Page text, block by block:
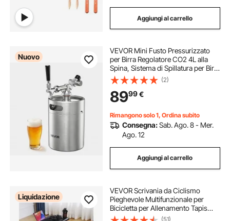
Aggiungi al carrello
Nuovo
VEVOR Mini Fusto Pressurizzato
per Birra Regolatore CO2 4L alla
Spina, Sistema di Spillatura per Birra
Artigianale in Acciaio Inox 304 con
Regolatore CO2 per Carbonazione,
Rubinetto a Chiusura, Casa
(2)
8999€
Rimangono solo 1, Ordina subito
Consegna:Sab. Ago. 8 - Mer.
Ago. 12
Aggiungi al carrello
Liquidazione
VEVOR Scrivania da Ciclismo
Pieghevole Multifunzionale per
Bicicletta per Allenamento Tapis
Roulant con Ruote Bloccabili, Tavolo
(51)